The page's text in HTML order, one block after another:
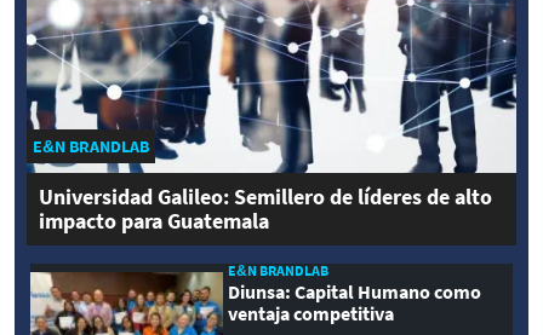
E&N BRANDLAB
Universidad Galileo: Semillero de líderes de alto
impacto para Guatemala
E&N BRANDLAB
Diunsa: Capital Humano como
ventaja competitiva